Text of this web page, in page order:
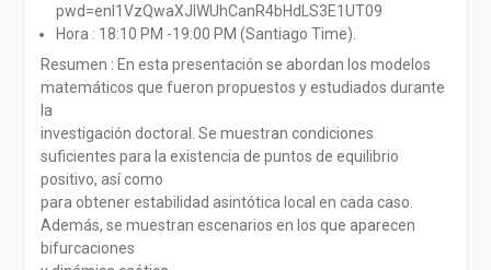
pwd=enl1VzQwaXJlWUhCanR4bHdLS3E1UT09
Hora : 18:10 PM -19:00 PM (Santiago Time).
Resumen : En esta presentación se abordan los modelos
matemáticos que fueron propuestos y estudiados durante
la
investigación doctoral. Se muestran condiciones
suficientes para la existencia de puntos de equilibrio
positivo, así como
para obtener estabilidad asintótica local en cada caso.
Además, se muestran escenarios en los que aparecen
bifurcaciones